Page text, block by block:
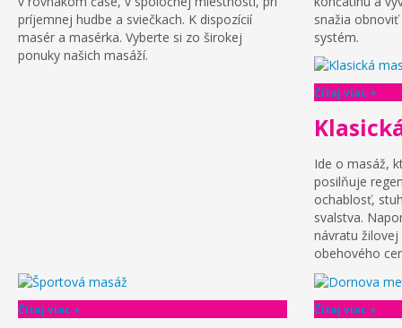
príjemnej hudbe a sviečkach. K dispozícií
masér a masérka. Vyberte si zo širokej
ponuky našich masáží.
snažia
systém.
Čítaj viac +
Ide o masáž,
posilňuje
ochablosť,
svalstva.
návratu
obehového
Čítaj viac + Čítaj viac +